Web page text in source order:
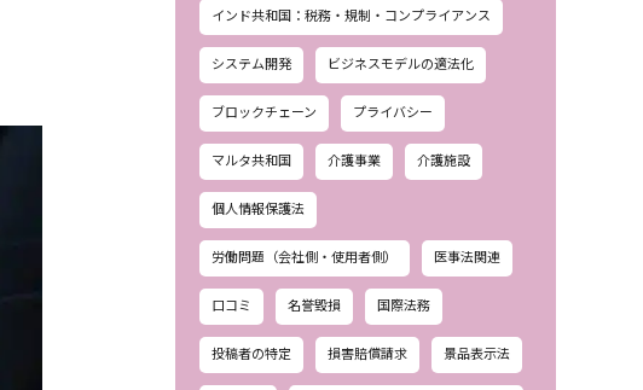
インド共和国：税務・規制・コンプライアンス
システム開発 ビジネスモデルの適法化
ブロックチェーン プライバシー
マルタ共和国 介護事業 介護施設
個人情報保護法
労働問題（会社側・使用者側） 医事法関連
口コミ 名誉毀損 国際法務
投稿者の特定 損害賠償請求 景品表示法